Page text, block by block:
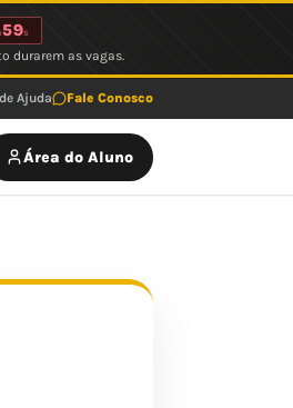
59s
durarem as vagas.
Ajuda Fale Conosco
Área do Aluno